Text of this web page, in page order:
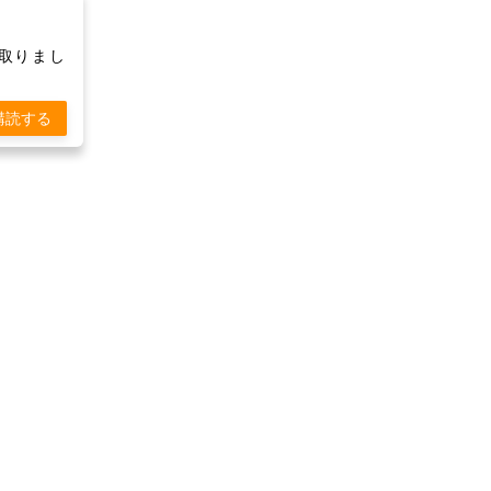
りまし
読する